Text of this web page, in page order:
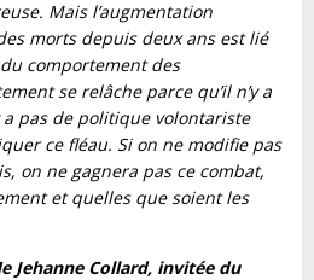
Mais l’augmentation
morts depuis deux ans est lié
comportement des
se relâche parce qu’il n’y a
a pas de politique volontariste
ce fléau. Si on ne modifie pas
on ne gagnera pas ce combat,
et quelles que soient les
Jehanne Collard, invitée du